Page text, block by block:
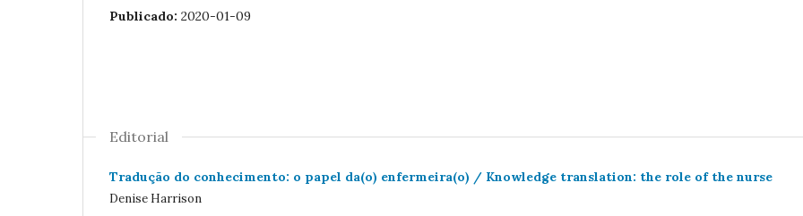
Publicado: 2020-01-09
Editorial
Tradução do conhecimento: o papel da(o) enfermeira(o) / Knowledge translation: the role of the nurse
Denise Harrison